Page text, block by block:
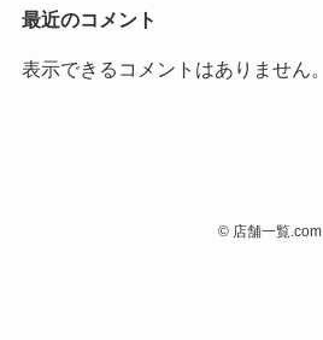
最近のコメント
表示できるコメントはありません。
© 店舗一覧.com